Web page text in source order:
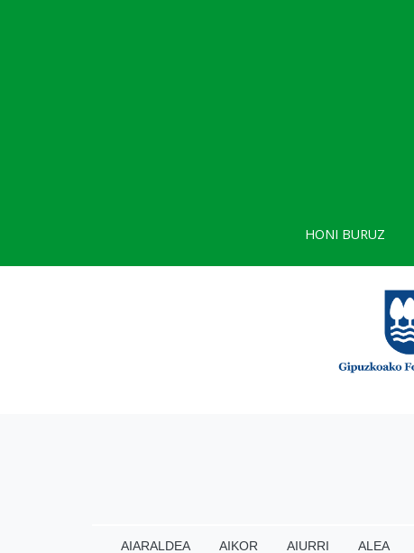
HONI BURUZ
AIARALDEA AIKOR AIURRI ALEA